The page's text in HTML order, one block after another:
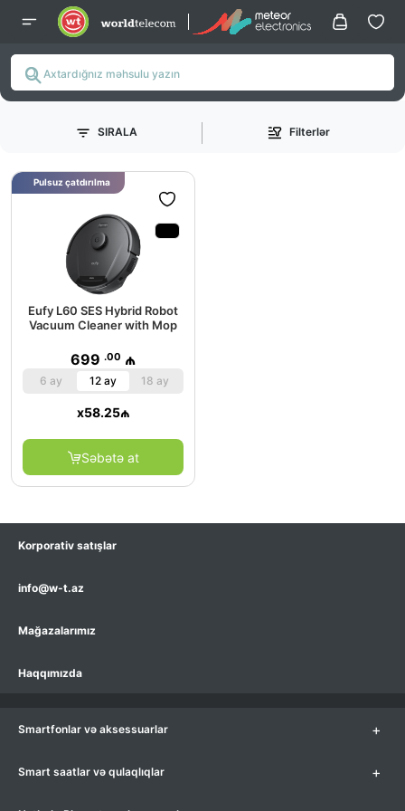
SIRALA Filterlər
Eufy L60 SES Hybrid Robot
Vacuum Cleaner with Mop
699 .00 ₼
6 ay 12 ay 18 ay
x58.25₼
Səbətə at
Pulsuz çatdırılma
Korporativ satışlar
info@w-t.az
Mağazalarımız
Haqqımızda
Smartfonlar və aksessuarlar +
Smart saatlar və qulaqlıqlar +